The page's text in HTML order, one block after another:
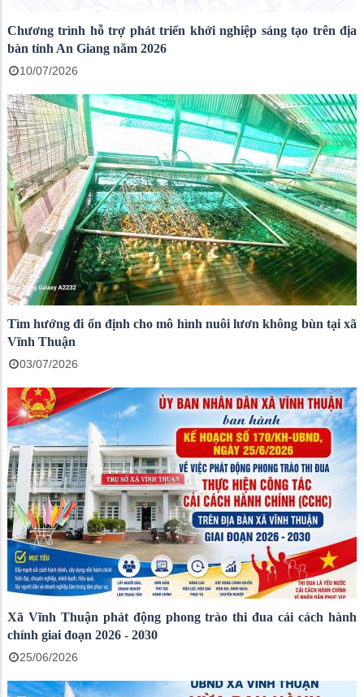
Chương trình hỗ trợ phát triển khởi nghiệp sáng tạo trên địa
bàn tỉnh An Giang năm 2026
10/07/2026
Tìm hướng đi ổn định cho mô hình nuôi lươn không bùn tại xã
Vĩnh Thuận
03/07/2026
Xã Vĩnh Thuận phát động phong trào thi đua cải cách hành
chính giai đoạn 2026 - 2030
25/06/2026